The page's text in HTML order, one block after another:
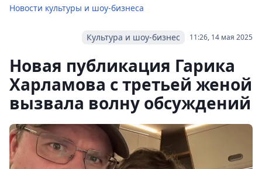
Новости культуры и шоу-бизнеса
11:26, 14 мая 2025
Культура и шоу-бизнес
Новая публикация Гарика
Харламова с третьей женой
вызвала волну обсуждений